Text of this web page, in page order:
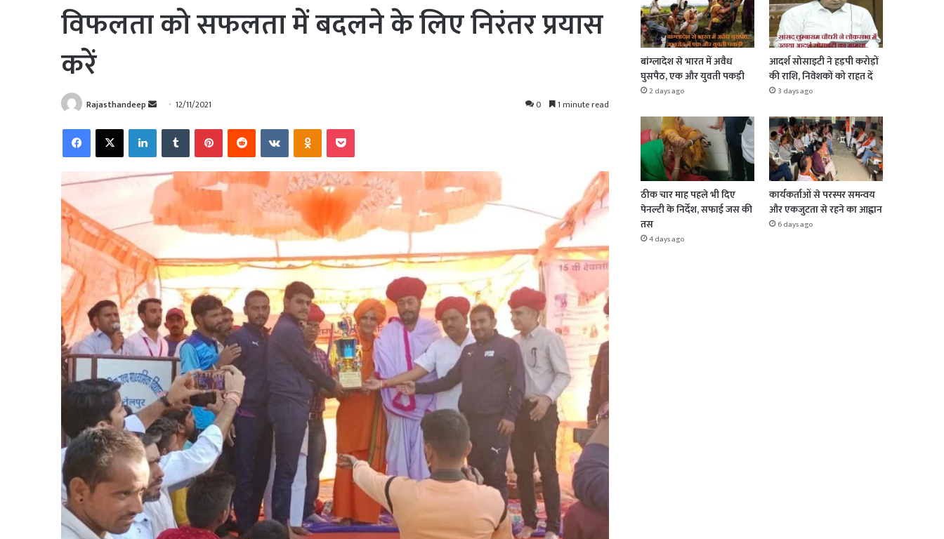
विफलता को सफलता में बदलने के लिए निरंतर प्रयास
करें
Rajasthandeep
Send
email
12/11/2021 0 1 minute read
FacebookX LinkedInTumblr PinterestReddit VKontakteOdnoklassniki
Pocket
बांग्लादेश से भारत में अवैध
घुसपैठ, एक और युवती पकड़ी
2 days ago
आदर्श सोसाइटी ने हड़पी करोड़ों
की राशि, निवेशकों को राहत दें
3 days ago
ठीक चार माह पहले भी दिए
पेनल्टी के निर्देश, सफाई जस की
तस
4 days ago
कार्यकर्ताओं से परस्पर समन्वय
और एकजुटता से रहने का आह्वान
6 days ago